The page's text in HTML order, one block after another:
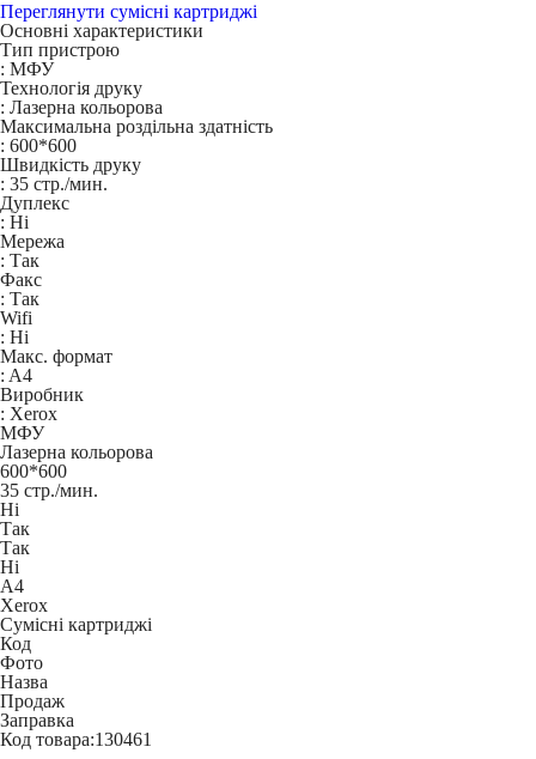
Переглянути сумісні картриджі
Основні характеристики
Тип пристрою
: МФУ
Технологія друку
: Лазерна кольорова
Максимальна роздільна здатність
: 600*600
Швидкість друку
: 35 стр./мин.
Дуплекс
: Ні
Мережа
: Так
Факс
: Так
Wifi
: Ні
Макс. формат
: A4
Виробник
: Xerox
МФУ
Лазерна кольорова
600*600
35 стр./мин.
Ні
Так
Так
Ні
A4
Xerox
Сумісні картриджі
Код
Фото
Назва
Продаж
Заправка
Код товара:130461